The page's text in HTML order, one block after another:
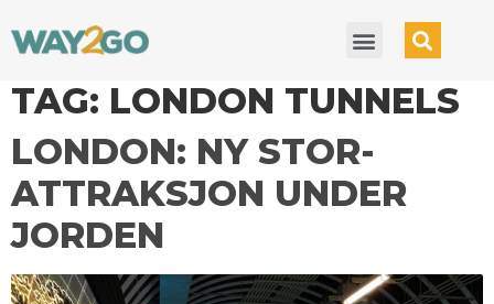
TAG: LONDON TUNNELS
LONDON: NY STOR-
ATTRAKSJON UNDER
JORDEN